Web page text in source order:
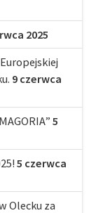
2025
9 czerwca
5
5 czerwca
Olecku za